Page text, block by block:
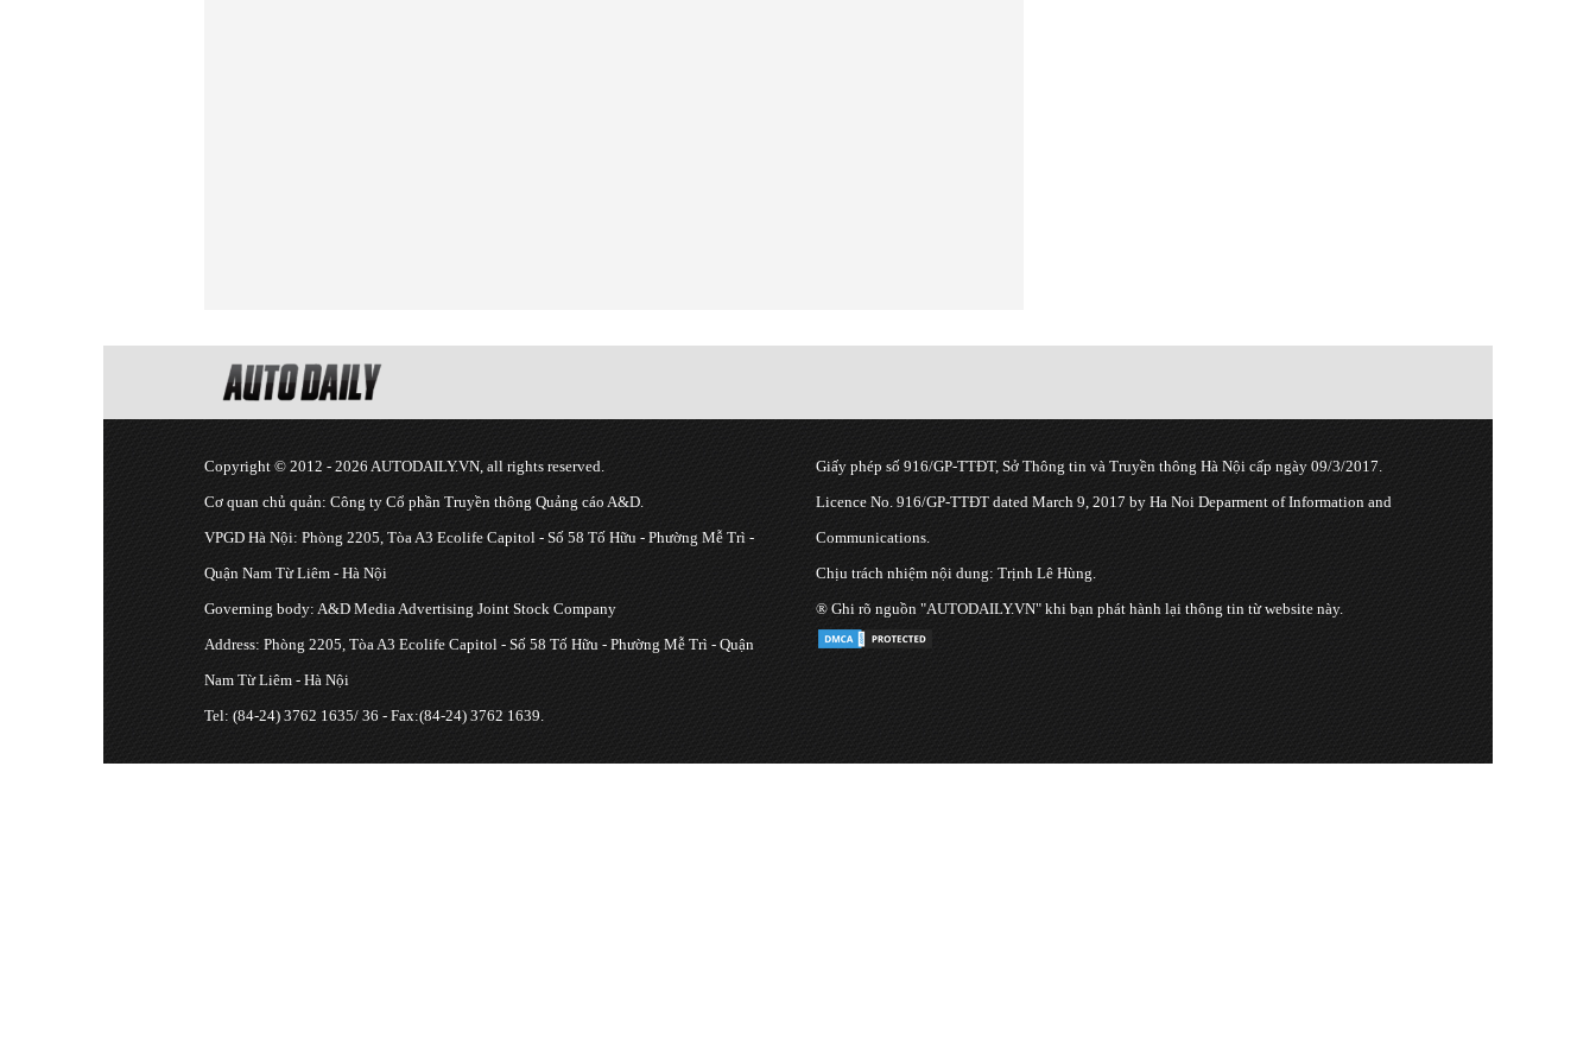
Copyright © 2012 - 2026 AUTODAILY.VN, all rights reserved.
Cơ quan chủ quản: Công ty Cổ phần Truyền thông Quảng cáo A&D.
VPGD Hà Nội: Phòng 2205, Tòa A3 Ecolife Capitol - Số 58 Tố Hữu - Phường Mễ Trì -
Quận Nam Từ Liêm - Hà Nội
Governing body: A&D Media Advertising Joint Stock Company
Address: Phòng 2205, Tòa A3 Ecolife Capitol - Số 58 Tố Hữu - Phường Mễ Trì - Quận
Nam Từ Liêm - Hà Nội
Tel: (84-24) 3762 1635/ 36 - Fax:(84-24) 3762 1639.
Giấy phép số 916/GP-TTĐT, Sở Thông tin và Truyền thông Hà Nội cấp ngày 09/3/2017.
Licence No. 916/GP-TTĐT dated March 9, 2017 by Ha Noi Deparment of Information and
Communications.
Chịu trách nhiệm nội dung: Trịnh Lê Hùng.
® Ghi rõ nguồn "AUTODAILY.VN" khi bạn phát hành lại thông tin từ website này.